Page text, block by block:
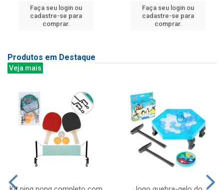
Faça seu login ou
cadastre-se para
comprar.
Faça seu login ou
cadastre-se para
comprar.
Produtos em Destaque
Veja mais